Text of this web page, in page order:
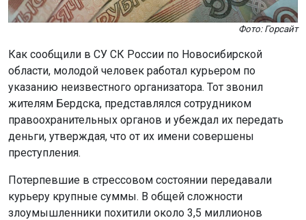
Фото: Горсайт
Как сообщили в СУ СК России по Новосибирской
области, молодой человек работал курьером по
указанию неизвестного организатора. Тот звонил
жителям Бердска, представлялся сотрудником
правоохранительных органов и убеждал их передать
деньги, утверждая, что от их имени совершены
преступления.
Потерпевшие в стрессовом состоянии передавали
курьеру крупные суммы. В общей сложности
злоумышленники похитили около 3,5 миллионов